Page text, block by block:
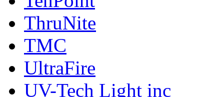
ThruNite
TMC
UltraFire
UV-Tech Light inc